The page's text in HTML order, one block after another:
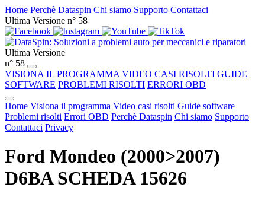
Home Perchè Dataspin Chi siamo Supporto Contattaci
Ultima Versione n° 58
Ultima Versione
n° 58
VISIONA IL PROGRAMMA VIDEO CASI RISOLTI GUIDE
SOFTWARE PROBLEMI RISOLTI ERRORI OBD
Home Visiona il programma Video casi risolti Guide software
Problemi risolti Errori OBD Perchè Dataspin Chi siamo Supporto
Contattaci Privacy
Ford Mondeo (2000>2007)
D6BA SCHEDA 15626